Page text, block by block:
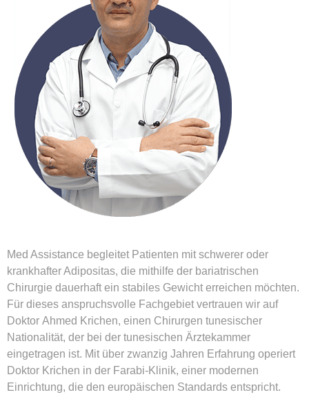
Med Assistance begleitet Patienten mit schwerer oder
krankhafter Adipositas, die mithilfe der bariatrischen
Chirurgie dauerhaft ein stabiles Gewicht erreichen möchten.
Für dieses anspruchsvolle Fachgebiet vertrauen wir auf
Doktor Ahmed Krichen, einen Chirurgen tunesischer
Nationalität, der bei der tunesischen Ärztekammer
eingetragen ist. Mit über zwanzig Jahren Erfahrung operiert
Doktor Krichen in der Farabi-Klinik, einer modernen
Einrichtung, die den europäischen Standards entspricht.